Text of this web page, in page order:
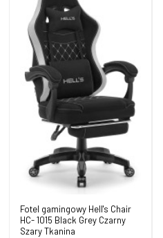
Fotel gamingowy Hell's Chair
HC- 1015 Black Grey Czarny
Szary Tkanina